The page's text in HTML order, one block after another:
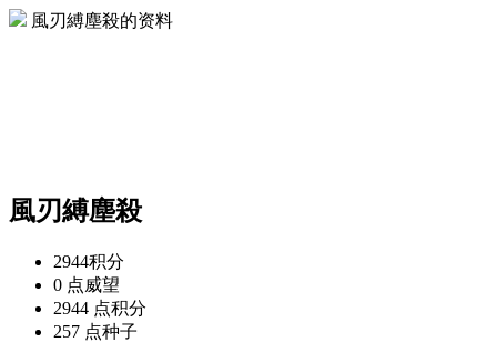
風刃縛塵殺的资料
風刃縛塵殺
2944积分
0 点威望
2944 点积分
257 点种子